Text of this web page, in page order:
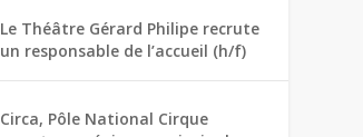
Le Théâtre Gérard Philipe recrute
un responsable de l’accueil (h/f)
Circa, Pôle National Cirque